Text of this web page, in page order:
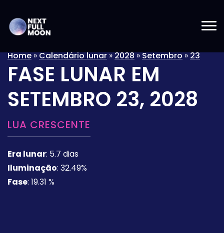
Home»Calendário lunar»2028»Setembro»23
FASE LUNAR EM
SETEMBRO 23, 2028
LUA CRESCENTE
Era lunar: 5.7 dias
Iluminação: 32.49%
Fase: 19.31 %